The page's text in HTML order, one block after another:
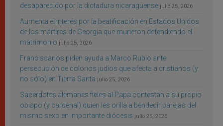
desaparecido por la dictadura nicaragüense julio 25, 2026
Aumenta el interés por la beatificación en Estados Unidos
de los mártires de Georgia que murieron defendiendo el
matrimonio julio 25, 2026
Franciscanos piden ayuda a Marco Rubio ante
persecución de colonos judíos que afecta a cristianos (y
no sólo) en Tierra Santa julio 25, 2026
Sacerdotes alemanes fieles al Papa contestan a su propio
obispo (y cardenal) quien les orilla a bendecir parejas del
mismo sexo en importante diócesis julio 25, 2026